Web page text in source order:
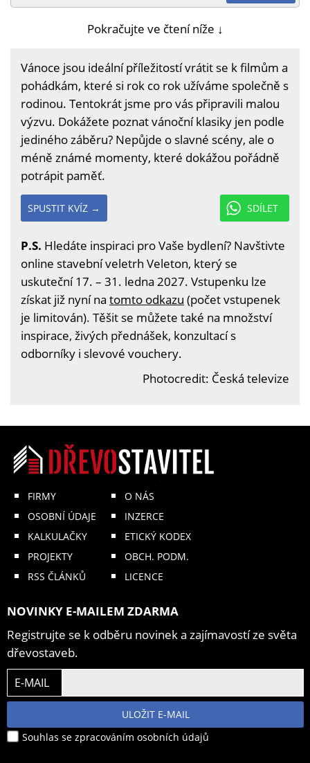
Pokračujte ve čtení níže ↓
Vánoce jsou ideální příležitostí vrátit se k filmům a
pohádkám, které si rok co rok užíváme společně s
rodinou. Tentokrát jsme pro vás připravili malou
výzvu. Dokážete poznat vánoční klasiky jen podle
jediného záběru? Nepůjde o slavné scény, ale o
méně známé momenty, které dokážou pořádně
potrápit paměť.
SDÍLET
SPUSTIT KVÍZ →
P.S. Hledáte inspiraci pro Vaše bydlení? Navštivte
online stavební veletrh Veleton, který se
uskuteční 17. – 31. ledna 2027. Vstupenku lze
získat již nyní na tomto odkazu (počet vstupenek
je limitován). Těšit se můžete také na množství
inspirace, živých přednášek, konzultací s
odborníky i slevové vouchery.
Photocredit: Česká televize
FIRMY
OSOBNÍ ÚDAJE
KALKULAČKY
PROJEKTY
RSS ČLÁNKŮ
O NÁS
INZERCE
ETICKÝ KODEX
OBCH. PODM.
LICENCE
NOVINKY E-MAILEM ZDARMA
Registrujte se k odběru novinek a zajímavostí ze světa
dřevostaveb.
E-MAIL
ULOŽIT E-MAIL
Souhlas se zpracováním osobních údajů